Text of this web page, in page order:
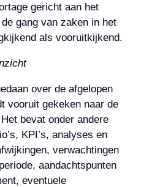
gericht aan het
gang van zaken in het
als vooruitkijkend.
over de afgelopen
vooruit gekeken naar de
bevat onder andere
KPI’s, analyses en
verwachtingen
aandachtspunten
eventuele